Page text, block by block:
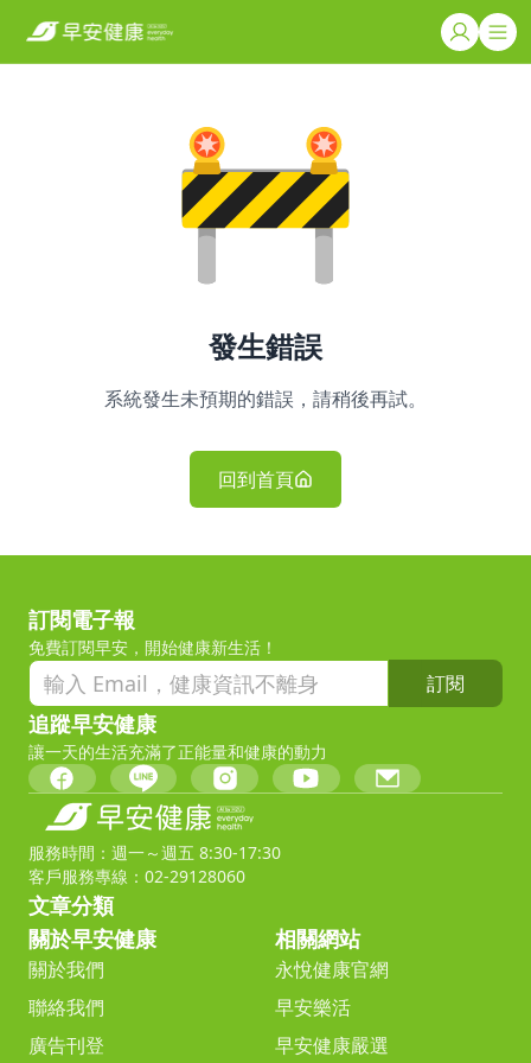
發生錯誤
系統發生未預期的錯誤，請稍後再試。
回到首頁
訂閱電子報
免費訂閱早安，開始健康新生活！
訂閱
追蹤早安健康
讓一天的生活充滿了正能量和健康的動力
服務時間：週一～週五 8:30-17:30
客戶服務專線：02-29128060
文章分類
關於早安健康
關於我們
聯絡我們
廣告刊登
相關網站
永悅健康官網
早安樂活
早安健康嚴選